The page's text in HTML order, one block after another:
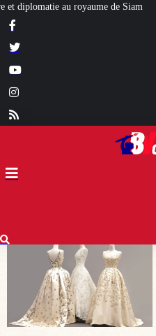
[L’ÉTÉ BV] Avignon : les dessous